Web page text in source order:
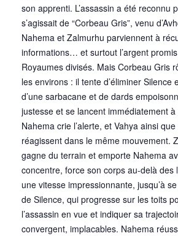
son apprenti. L’assassin a été reconnu
s’agissait de “Corbeau Gris”, venu
Nahema et Zalmurhu parviennent à
informations… et surtout l’argent
Royaumes divisés. Mais Corbeau Gris
les environs : il tente d’éliminer Silence
d’une sarbacane et de dards
justesse et se lancent immédiatement
Nahema crie l’alerte, et Vahya ainsi
réagissent dans le même mouvement.
gagne du terrain et emporte Nahema
concentre, force son corps au-delà des
une vitesse impressionnante, jusqu’à
de Silence, qui progresse sur les toits
l’assassin en vue et indiquer sa
convergent, implacables. Nahema